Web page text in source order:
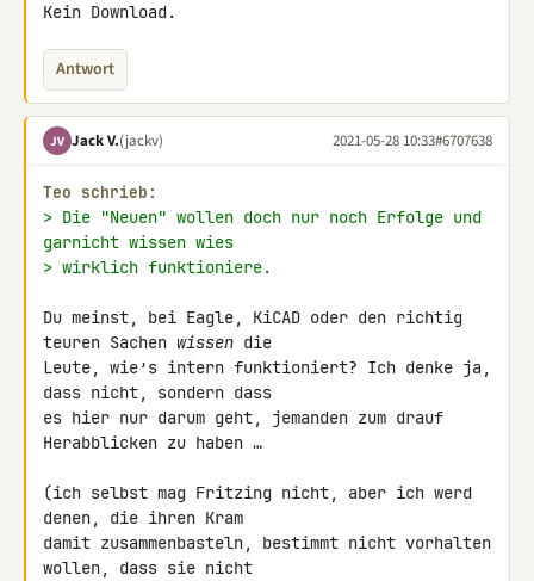
Kein Download.
Antwort
JV Jack V.(jackv) 2021-05-28 10:33#6707638
Teo schrieb:
> Die "Neuen" wollen doch nur noch Erfolge und
garnicht wissen wies
> wirklich funktioniere.
Du meinst, bei Eagle, KiCAD oder den richtig
teuren Sachen wissen die
Leute, wie’s intern funktioniert? Ich denke ja,
dass nicht, sondern dass
es hier nur darum geht, jemanden zum drauf
Herabblicken zu haben …
(ich selbst mag Fritzing nicht, aber ich werd
denen, die ihren Kram
damit zusammenbasteln, bestimmt nicht vorhalten
wollen, dass sie nicht